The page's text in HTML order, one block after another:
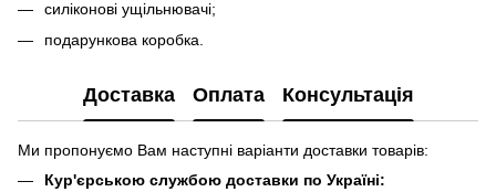
силіконові ущільнювачі;
подарункова коробка.
Доставка Оплата Консультація
Ми пропонуємо Вам наступні варіанти доставки товарів:
Кур'єрською службою доставки по Україні: